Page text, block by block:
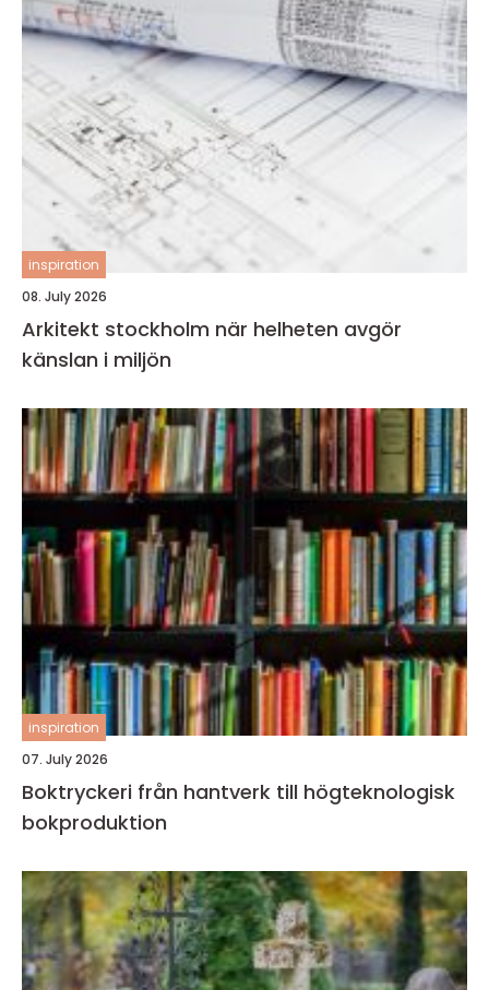
inspiration
08. July 2026
Arkitekt stockholm när helheten avgör
känslan i miljön
inspiration
07. July 2026
Boktryckeri från hantverk till högteknologisk
bokproduktion